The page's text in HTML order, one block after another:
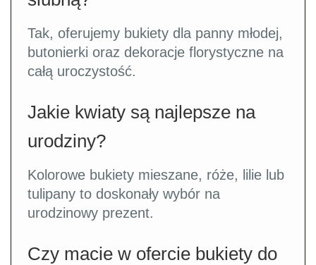
Tak, oferujemy bukiety dla panny młodej,
butonierki oraz dekoracje florystyczne na
całą uroczystość.
Jakie kwiaty są najlepsze na
urodziny?
Kolorowe bukiety mieszane, róże, lilie lub
tulipany to doskonały wybór na
urodzinowy prezent.
Czy macie w ofercie bukiety do